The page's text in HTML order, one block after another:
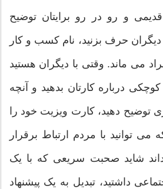
و رو در رو برایتان توضیح
حرف بزنید، نام کسب و کار
می ماند. وقتی با دیگران هستید
توضیح کوچکی درباره کارتان بدهید و آنچه
توضیح دهید، کارت ویزیت خود را
می توانید با مردم ارتباط برقرار
شاید صحبت سریعی که با یک
داشتید، تبدیل به یک پیشنهاد